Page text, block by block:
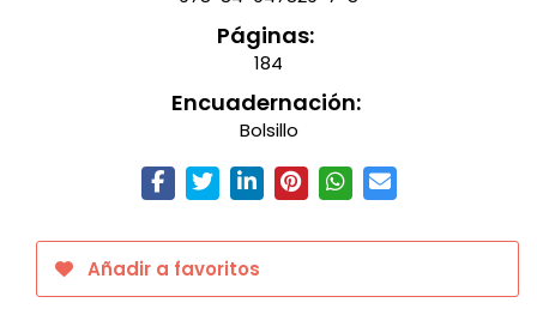
Páginas:
184
Encuadernación:
Bolsillo
Añadir a favoritos